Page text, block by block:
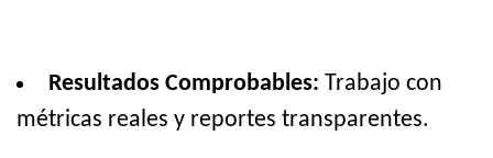
Resultados Comprobables: Trabajo con
métricas reales y reportes transparentes.